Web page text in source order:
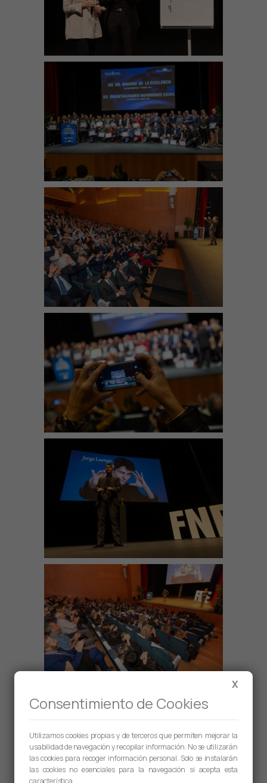
X
Consentimiento de Cookies
Utilizamos cookies propias y de terceros que permiten mejorar la
usabilidad de navegación y recopilar información. No se utilizarán
las cookies para recoger información personal. Solo se instalarán
las cookies no esenciales para la navegación si acepta esta
característica.